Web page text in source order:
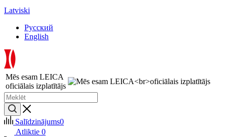
Latviski
Русский
English
Mēs esam LEICA
oficiālais izplatītājs
Salīdzinājums0
Atliktie 0